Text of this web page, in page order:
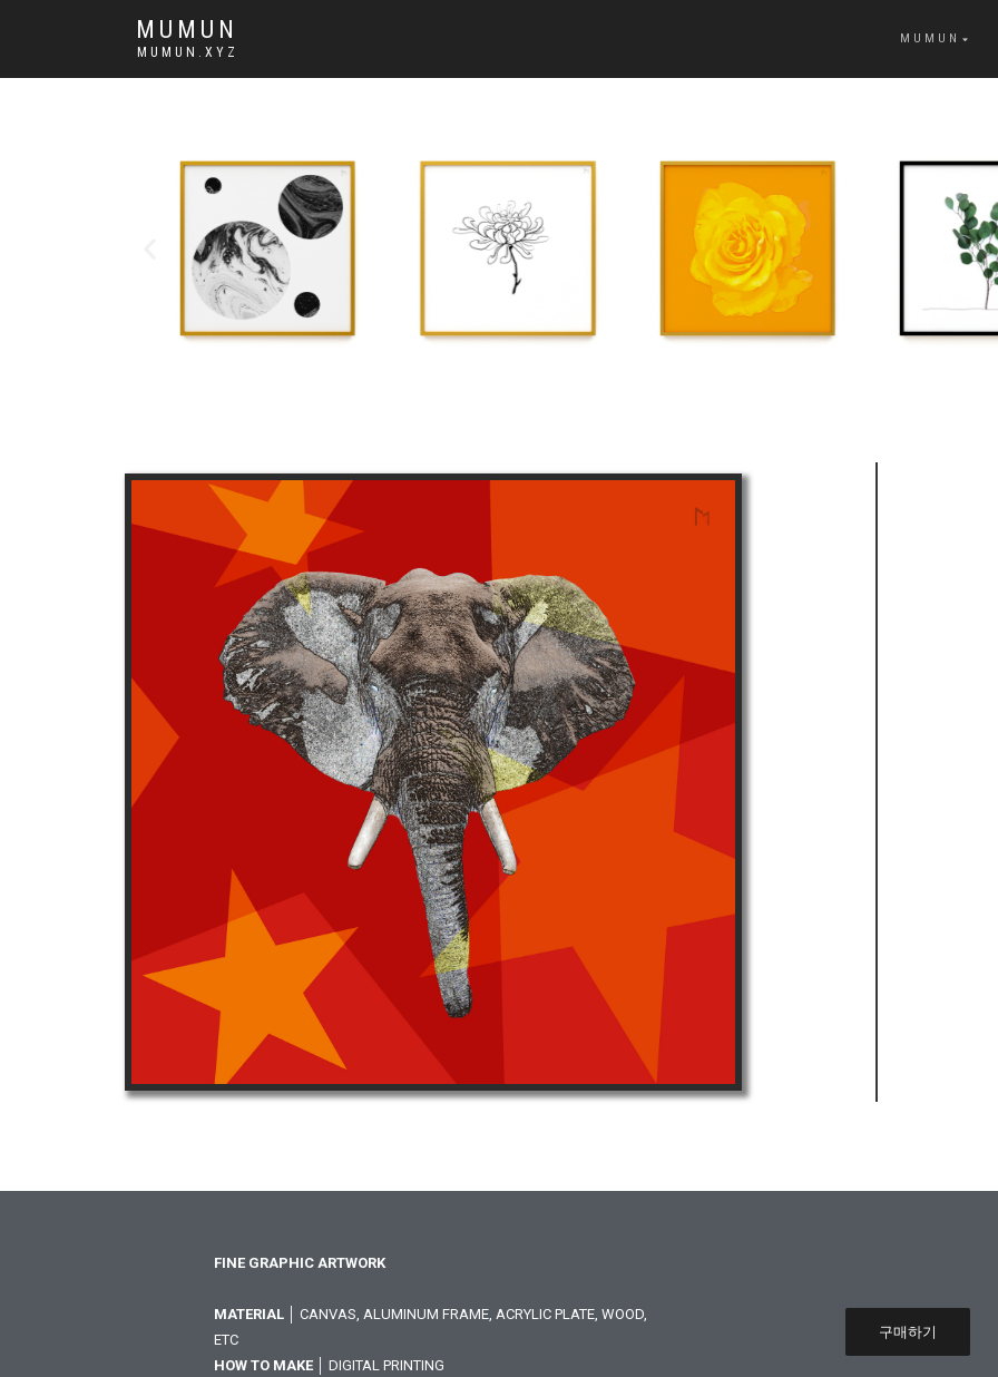
MUMUN
MUMUN.XYZ
MUMUN
FINE GRAPHIC ARTWORK
MATERIAL │ CANVAS, ALUMINUM FRAME, ACRYLIC PLATE, WOOD,
ETC
HOW TO MAKE │ DIGITAL PRINTING
구매하기